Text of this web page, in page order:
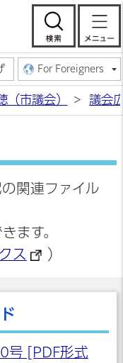
常陸大宮市公
検
For Foreigners
（市議会） 議会
関連ファイル
ます。
ス ）
号 [PDF形式